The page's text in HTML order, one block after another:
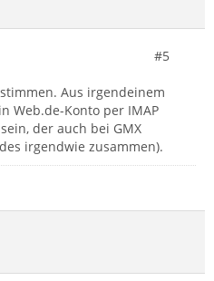
#5
Aus irgendeinem
Web.de-Konto per IMAP
der auch bei GMX
irgendwie zusammen).